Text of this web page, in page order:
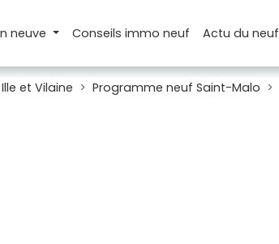
neuve Conseilsimmo neuf Actudu neuf
et Vilaine Programme neuf Saint-Malo